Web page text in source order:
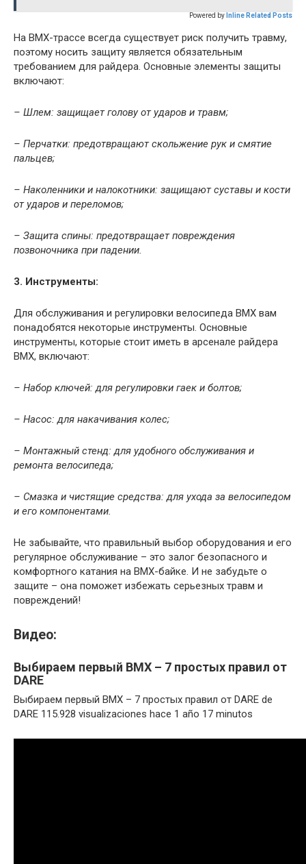
Powered by Inline Related Posts
На ВМХ-трассе всегда существует риск получить травму,
поэтому носить защиту является обязательным
требованием для райдера. Основные элементы защиты
включают:
– Шлем: защищает голову от ударов и травм;
– Перчатки: предотвращают скольжение рук и смятие
пальцев;
– Наколенники и налокотники: защищают суставы и кости
от ударов и переломов;
– Защита спины: предотвращает повреждения
позвоночника при падении.
3. Инструменты:
Для обслуживания и регулировки велосипеда ВМХ вам
понадобятся некоторые инструменты. Основные
инструменты, которые стоит иметь в арсенале райдера
ВМХ, включают:
– Набор ключей: для регулировки гаек и болтов;
– Насос: для накачивания колес;
– Монтажный стенд: для удобного обслуживания и
ремонта велосипеда;
– Смазка и чистящие средства: для ухода за велосипедом
и его компонентами.
Не забывайте, что правильный выбор оборудования и его
регулярное обслуживание – это залог безопасного и
комфортного катания на ВМХ-байке. И не забудьте о
защите – она поможет избежать серьезных травм и
повреждений!
Видео:
Выбираем первый BMX – 7 простых правил от
DARE
Выбираем первый BMX – 7 простых правил от DARE de
DARE 115.928 visualizaciones hace 1 año 17 minutos